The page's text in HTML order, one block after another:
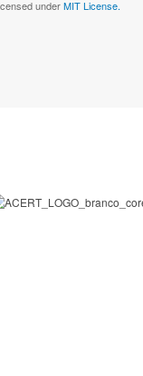
underMIT License.